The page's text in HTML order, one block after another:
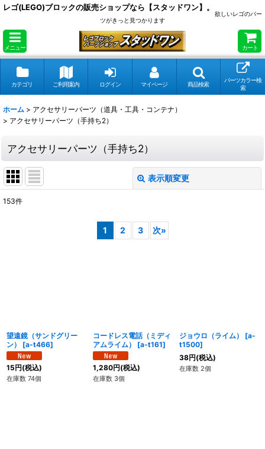
レゴ(LEGO)ブロックの販売ショップなら【スタッドワン】。
欲しいレゴのパー
ツがきっと見つかります
メニュー カート
カテゴリ ご利用案内 ログイン マイページ 商品検索
パーツカラー検
索
ホーム > アクセサリーパーツ（道具・工具・コンテナ）
> アクセサリーパーツ（手持ち2）
アクセサリーパーツ（手持ち2）
表示順変更
153件
1 2 3 次»
望遠鏡（サンドグリー
ン）
[a-t466]
15円(税込)
在庫数 74個
コードレス電話（ミディ
アムライム）
[a-t161]
1,280円(税込)
在庫数 3個
ジョウロ（ライム） [a-
t1500]
38円(税込)
在庫数 2個